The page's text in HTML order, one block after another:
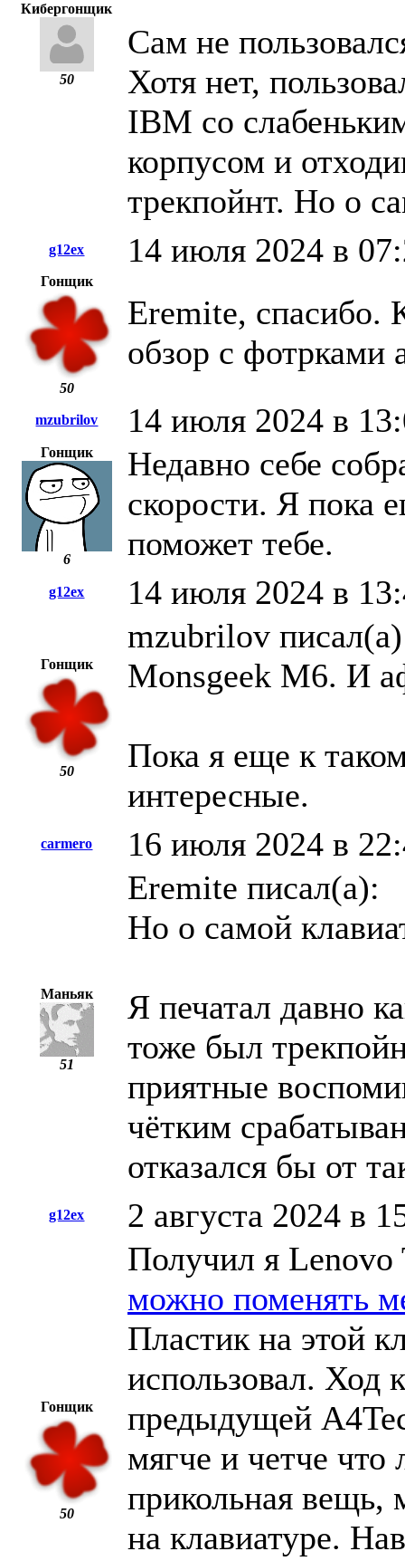
Кибергонщик
50
Сам не
Хотя нет,
IBM со
корпусом и
трекпойнт. Но о
g12ex 14 июля 2024 в
Гонщик
50
Eremite, спасибо.
обзор с фотрками
mzubrilov 14 июля 2024 в
Гонщик
6
Недавно себе
скорости. Я пока
поможет тебе.
g12ex 14 июля 2024 в
Гонщик
50
mzubrilov
Monsgeek M6. И
Пока я еще к
интересные.
carmero 16 июля 2024 в
Маньяк
51
Eremite писал(а):
Но о самой
Я печатал давно
тоже был
приятные
чётким
отказался бы от
g12ex 2 августа 2024 в
Гонщик
50
Получил я
можно поменять
Пластик на этой
использовал.
предыдущей
мягче и четче что
прикольная вещь,
на клавиатуре.